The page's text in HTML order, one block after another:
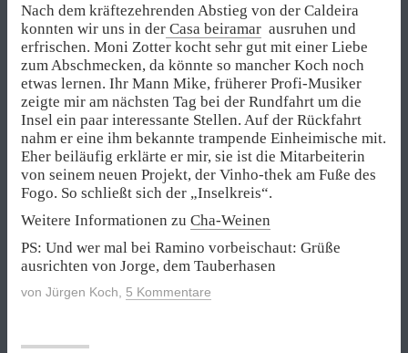
Nach dem kräftezehrenden Abstieg von der Caldeira
konnten wir uns in der Casa beiramar ausruhen und
erfrischen. Moni Zotter kocht sehr gut mit einer Liebe
zum Abschmecken, da könnte so mancher Koch noch
etwas lernen. Ihr Mann Mike, früherer Profi-Musiker
zeigte mir am nächsten Tag bei der Rundfahrt um die
Insel ein paar interessante Stellen. Auf der Rückfahrt
nahm er eine ihm bekannte trampende Einheimische mit.
Eher beiläufig erklärte er mir, sie ist die Mitarbeiterin
von seinem neuen Projekt, der Vinho-thek am Fuße des
Fogo. So schließt sich der „Inselkreis“.
Weitere Informationen zu Cha-Weinen
PS: Und wer mal bei Ramino vorbeischaut: Grüße
ausrichten von Jorge, dem Tauberhasen
von Jürgen Koch, 5 Kommentare